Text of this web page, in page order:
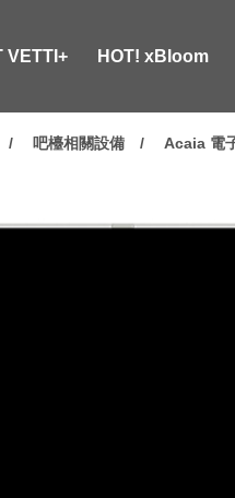
VETTI+ HOT! xBloom
吧檯相關設備 Acaia 電